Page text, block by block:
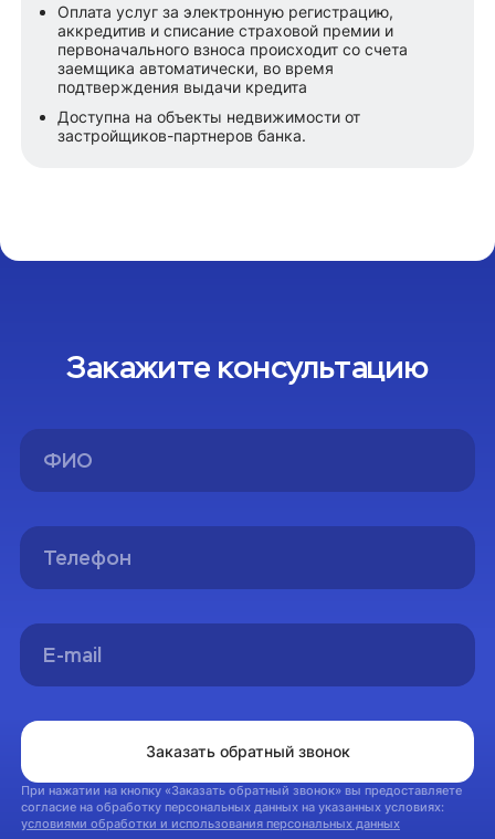
Оплата услуг за электронную регистрацию,
аккредитив и списание страховой премии и
первоначального взноса происходит со счета
заемщика автоматически, во время
подтверждения выдачи кредита
Доступна на объекты недвижимости от
застройщиков-партнеров банка.
Закажите консультацию
При нажатии на кнопку «Заказать обратный звонок» вы предоставляете
согласие на обработку персональных данных на указанных условиях:
условиями обработки и использования персональных данных
Заказать обратный звонок
На главную